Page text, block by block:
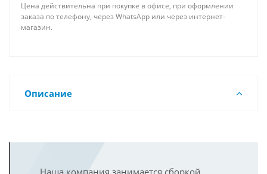
Цена действительна при покупке в офисе, при оформлении
заказа по телефону, через WhatsApp или через интернет-
магазин.
Описание
Наша компания занимается сборкой